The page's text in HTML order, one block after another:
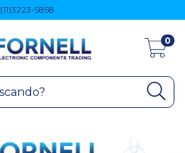
(11)3223-5858
0